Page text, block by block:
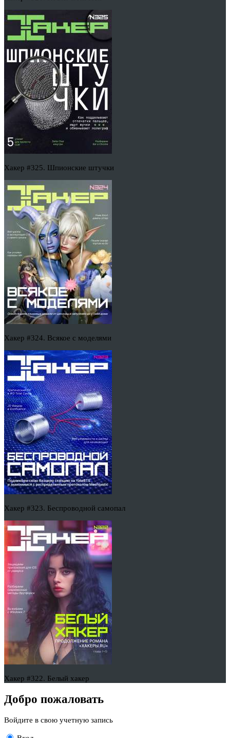
Хакер #325. Шпионские штучки
Хакер #324. Всякое с моделями
Хакер #323. Беспроводной самопал
Хакер #322. Белый хакер
Добро пожаловать
Войдите в свою учетную запись